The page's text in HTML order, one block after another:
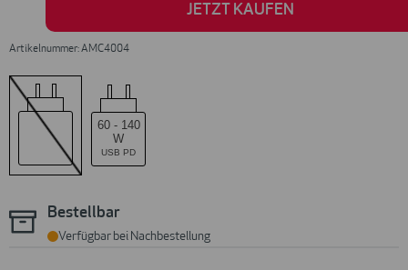
JETZT KAUFEN
Artikelnummer: AMC4004
60- 140
W
USB PD
Bestellbar
Verfügbar bei Nachbestellung